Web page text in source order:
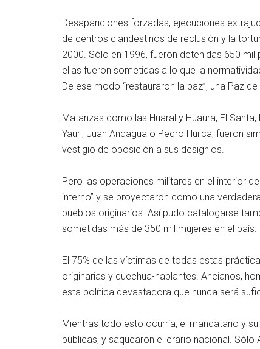
Desapariciones forzadas, ejecuciones
de centros clandestinos de reclusión y la
2000. Sólo en 1996, fueron detenidas 650
ellas fueron sometidas a lo que la
De ese modo “restauraron la paz”, una Paz
Matanzas como las Huaral y Huaura, El
Yauri, Juan Andagua o Pedro Huilca, fueron
vestigio de oposición a sus designios.
Pero las operaciones militares en el interior
interno” y se proyectaron como una
pueblos originarios. Así pudo catalogarse
sometidas más de 350 mil mujeres en el país.
El 75% de las víctimas de todas estas
originarias y quechua-hablantes. Ancianos,
esta política devastadora que nunca será
Mientras todo esto ocurría, el mandatario y
públicas, y saquearon el erario nacional.